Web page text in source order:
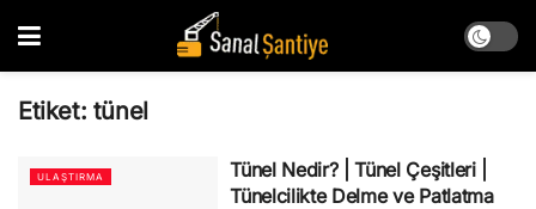
Etiket: tünel
ULAŞTIRMA
Tünel Nedir? | Tünel Çeşitleri |
Tünelcilikte Delme ve Patlatma